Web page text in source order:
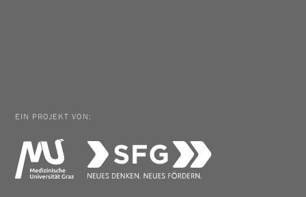
EIN PROJEKT VON: